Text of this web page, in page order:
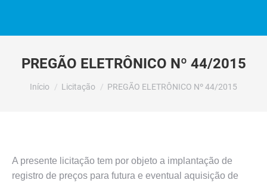
PREGÃO ELETRÔNICO Nº 44/2015
Você está aqui:
Início Licitação PREGÃO ELETRÔNICO Nº 44/2015
A presente licitação tem por objeto a implantação de
registro de preços para futura e eventual aquisição de